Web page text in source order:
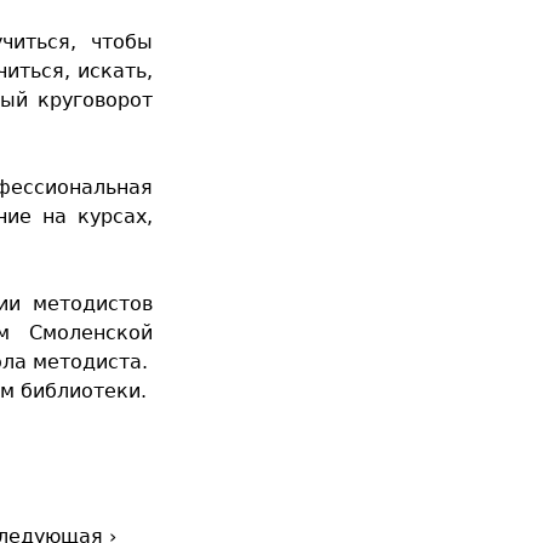
чтобы
искать,
круговорот
на курсах,
методистов
Смоленской
методиста.
библиотеки.
›